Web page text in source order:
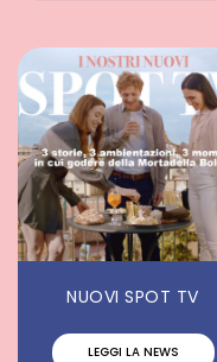
NUOVI SPOT TV
LEGGI LA NEWS